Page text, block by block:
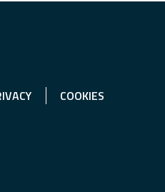
COOKIES